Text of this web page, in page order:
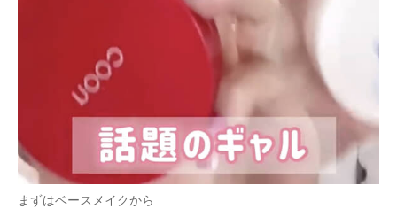
まずはベースメイクから